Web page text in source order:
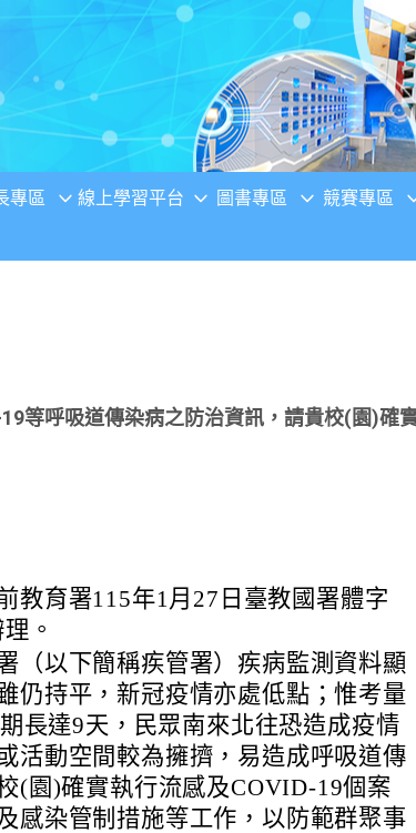
專區 線上學習平台 圖書專區 競賽專區
等呼吸道傳染病之防治資訊，請貴校(園)確
教育署115年1月27日臺教國署體字
。
（以下簡稱疾管署）疾病監測資料顯
仍持平，新冠疫情亦處低點；惟考量
長達9天，民眾南來北往恐造成疫情
活動空間較為擁擠，易造成呼吸道傳
(園)確實執行流感及COVID-19個案
感染管制措施等工作，以防範群聚事